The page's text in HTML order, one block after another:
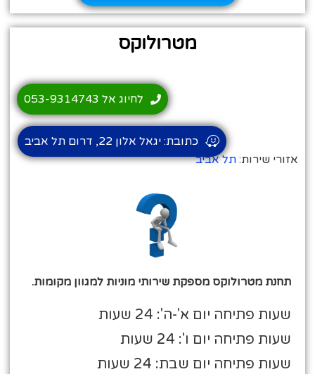
מטרולוקס
אזורי שירות:תל אביב
תחנת מטרולוקס מספקת שירותי מוניות למגוון מקומות.
שעות פתיחה יום א'-ה': 24 שעות
שעות פתיחה יום ו': 24 שעות
שעות פתיחה יום שבת: 24 שעות
לחיוג אל 053-9314743
כתובת: יגאל אלון 22, דרום תל אביב